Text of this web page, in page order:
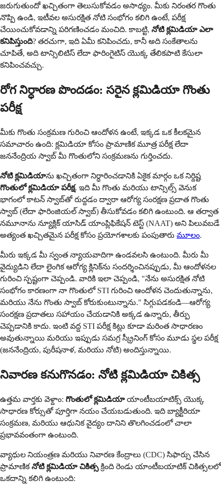
జరుగుతుందో ఖచ్చితంగా తెలుసుకోవడం అసాధ్యం. మీకు నిరంతర గొంతు
నొప్పి ఉండి, ఇటీవల అసురక్షిత నోటి సంభోగం కలిగి ఉంటే, పరీక్ష
చేయించుకోవడాన్ని పరిగణించడం మంచిది. కాబట్టి, నోటి క్లమిడియా ఎలా
కనిపిస్తుంది? తరచుగా, ఇది ఏమీ కనిపించదు, కానీ అది సంకేతాలను
చూపితే, అది టాన్సిలిటిస్ లేదా ఫారింగైటిస్ యొక్క తేలికపాటి కేసులా
కనిపించవచ్చు.
రోగ నిర్ధారణ పొందడం: సరైన క్లమిడియా గొంతు
పరీక్ష
మీకు గొంతు సంక్రమణ గురించి ఆందోళన ఉంటే, ఇక్కడ ఒక కీలకమైన
సమాచారం ఉంది: క్లమిడియా కోసం ప్రామాణిక మూత్ర పరీక్ష లేదా
జననేంద్రియ స్వాబ్ మీ గొంతులోని సంక్రమణను గుర్తించదు.
నోటి క్లమిడియాను ఖచ్చితంగా నిర్ధారించడానికి ఏకైక మార్గం ఒక నిర్దిష్ట
గొంతులో క్లమిడియా పరీక్ష. ఇది మీ గొంతు మరియు టాన్సిల్స్ వెనుక
భాగంలో కాటన్ స్వాబ్‌తో రుద్దడం ద్వారా ఆరోగ్య సంరక్షణ ప్రదాత గొంతు
స్వాబ్ (లేదా ఫారింజియల్ స్వాబ్) తీసుకోవడం కలిగి ఉంటుంది. ఆ తర్వాత
నమూనాను న్యూక్లిక్ యాసిడ్ యాంప్లిఫికేషన్ టెస్ట్ (NAAT) అని పిలువబడే
అత్యంత ఖచ్చితమైన పరీక్ష కోసం ప్రయోగశాలకు పంపుతారు మూలం.
మీరు ఇక్కడ మీ స్వంత న్యాయవాదిగా ఉండవలసి ఉంటుంది. మీరు మీ
వైద్యుడిని లేదా లైంగిక ఆరోగ్య క్లినిక్‌ను సందర్శించినప్పుడు, మీ ఆందోళనల
గురించి స్పష్టంగా చెప్పండి. వారికి ఇలా చెప్పండి, "నేను అసురక్షిత నోటి
సంభోగం కారణంగా నా గొంతులో STI గురించి ఆందోళన చెందుతున్నాను,
మరియు నేను గొంతు స్వాబ్ కోరుకుంటున్నాను." సిగ్గుపడకండి—ఆరోగ్య
సంరక్షణ ప్రదాతలు సహాయం చేయడానికి అక్కడ ఉన్నారు, తీర్పు
చెప్పడానికి కాదు. ఇంటి వద్ద STI పరీక్ష కిట్లు కూడా మరింత సాధారణం
అవుతున్నాయి మరియు ఇప్పుడు సమగ్ర స్క్రీనింగ్ కోసం మూడు స్థల పరీక్ష
(జననేంద్రియ, పురీషనాళ, మరియు నోటి) అందిస్తున్నాయి.
నివారణ కనుగొనడం: నోటి క్లమిడియా చికిత్స
ఉత్తమ వార్తకు వెళ్దాం: గొంతులో క్లమిడియా యాంటీబయాటిక్స్ యొక్క
సాధారణ కోర్సుతో పూర్తిగా నయం చేయబడుతుంది. ఇది బ్యాక్టీరియా
సంక్రమణ, మరియు ఆధునిక వైద్యం దానిని తొలగించడంలో చాలా
ప్రభావవంతంగా ఉంటుంది.
వ్యాధుల నియంత్రణ మరియు నివారణ కేంద్రాలు (CDC) సిఫార్సు చేసిన
ప్రామాణికనోటి క్లమిడియా చికిత్స క్రింది రెండు యాంటీబయాటిక్ చికిత్సలలో
ఒకదాన్ని కలిగి ఉంటుంది: